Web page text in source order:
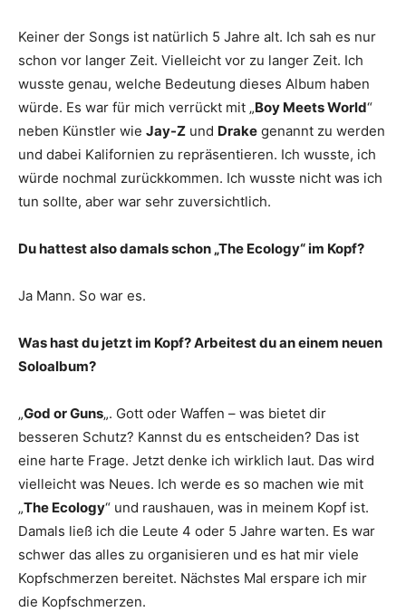
Keiner der Songs ist natürlich 5 Jahre alt. Ich sah es nur
schon vor langer Zeit. Vielleicht vor zu langer Zeit. Ich
wusste genau, welche Bedeutung dieses Album haben
würde. Es war für mich verrückt mit „Boy Meets World“
neben Künstler wie Jay-Z und Drake genannt zu werden
und dabei Kalifornien zu repräsentieren. Ich wusste, ich
würde nochmal zurückkommen. Ich wusste nicht was ich
tun sollte, aber war sehr zuversichtlich.
Du hattest also damals schon „The Ecology“ im Kopf?
Ja Mann. So war es.
Was hast du jetzt im Kopf? Arbeitest du an einem neuen
Soloalbum?
„God or Guns„. Gott oder Waffen – was bietet dir
besseren Schutz? Kannst du es entscheiden? Das ist
eine harte Frage. Jetzt denke ich wirklich laut. Das wird
vielleicht was Neues. Ich werde es so machen wie mit
„The Ecology“ und raushauen, was in meinem Kopf ist.
Damals ließ ich die Leute 4 oder 5 Jahre warten. Es war
schwer das alles zu organisieren und es hat mir viele
Kopfschmerzen bereitet. Nächstes Mal erspare ich mir
die Kopfschmerzen.